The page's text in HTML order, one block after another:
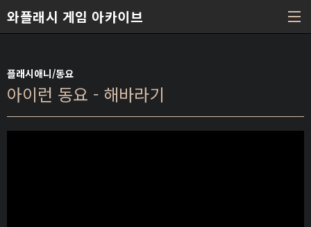
와플래시 게임 아카이브
플래시애니/동요
아이런 동요 - 해바라기